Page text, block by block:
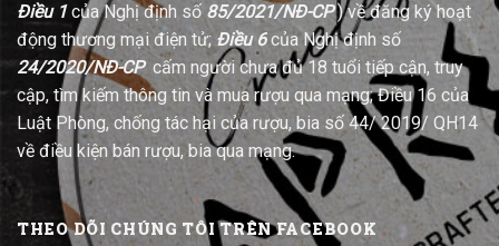
Điều 1của Nghị định số 85/2021/NĐ-CP) về đăng ký hoạt
động thương mại điện tử; Điều 6của Nghị định số
24/2020/NĐ-CPcấm người chưa đủ 18 tuổi tiếp cận, truy
cập, tìm kiếm thông tin và mua rượu qua mạng; Điều 16 của
Luật Phòng, chống tác hại của rượu, bia số 44/ 2019/ QH14
về điều kiện bán rượu, bia qua mạng.
THEO DÕI CHÚNG TÔI TRÊN FACEBOOK